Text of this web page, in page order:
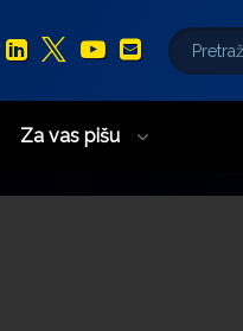
LinkedIn
X.com
YouTube
E-mail
Pretraži:
Za vas pišu